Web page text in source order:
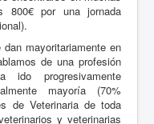
800€ por una jornada
mayoritariamente en
de una profesión
progresivamente
mayoría (70%
de Veterinaria de toda
y veterinarias